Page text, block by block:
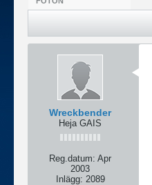
Wreckbender
Heja GAIS
Reg.datum: Apr
2003
Inlägg: 2089